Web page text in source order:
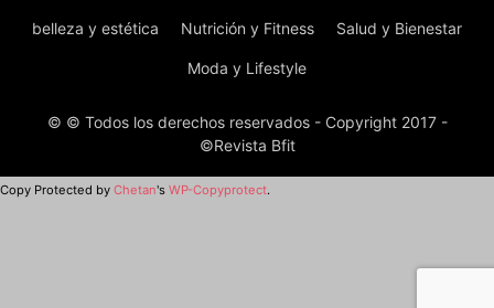
belleza y estética Nutrición y Fitness Salud y Bienestar
Moda y Lifestyle
© © Todos los derechos reservados - Copyright 2017 -
©Revista Bfit
Copy Protected by Chetan's WP-Copyprotect.